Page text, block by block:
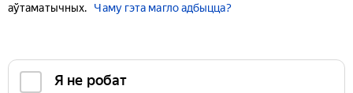
аўтаматычных.
Чаму гэта магло адбыцца?
Я не робат